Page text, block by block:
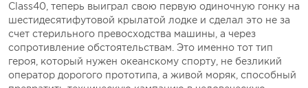
Class40, теперь выиграл свою первую одиночную гонку на
шестидесятифутовой крылатой лодке и сделал это не за
счет стерильного превосходства машины, а через
сопротивление обстоятельствам. Это именно тот тип
героя, который нужен океанскому спорту, не безликий
оператор дорогого прототипа, а живой моряк, способный